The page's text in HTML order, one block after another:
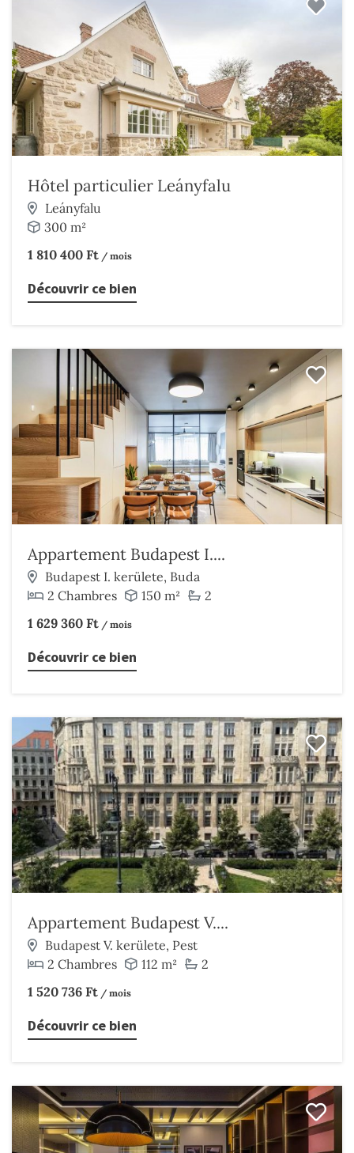
Hôtel particulier Leányfalu
Leányfalu
300 m²
1 810 400 Ft / mois
Découvrir ce bien
Appartement Budapest I....
Budapest I. kerülete, Buda
2 Chambres
150 m²
2
1 629 360 Ft / mois
Découvrir ce bien
Appartement Budapest V....
Budapest V. kerülete, Pest
2 Chambres
112 m²
2
1 520 736 Ft / mois
Découvrir ce bien